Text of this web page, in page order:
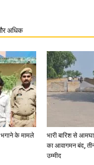
अधिक
भगाने के मामले
भारी बारिश से
का आवागमन बंद,
उम्मीद